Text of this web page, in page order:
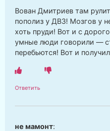
Вован Дмитриев там
пополиз у ДВЗ! Мозгов у
хоть пруди! Вот и с
умные люди говорили —
перебьются! Вот и
Ответить
не мамонт: